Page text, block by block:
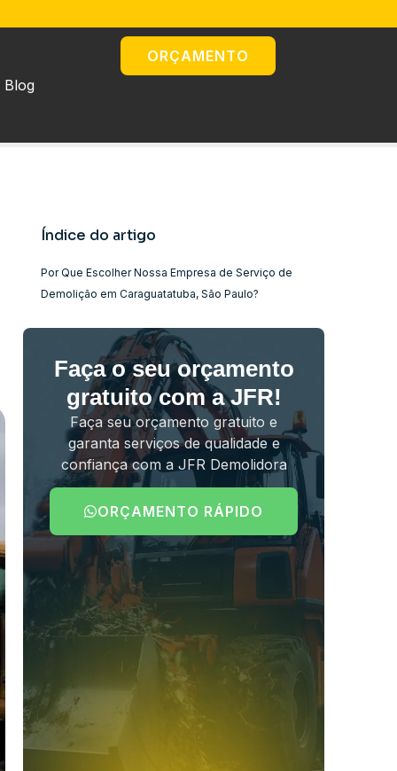
Blog
ORÇAMENTO
Índice do artigo
Por Que Escolher Nossa Empresa de Serviço de
Demolição em Caraguatatuba, São Paulo?
Faça o seu orçamento
gratuito com a JFR!
Faça seu orçamento gratuito e
garanta serviços de qualidade e
confiança com a JFR Demolidora
ORÇAMENTO RÁPIDO